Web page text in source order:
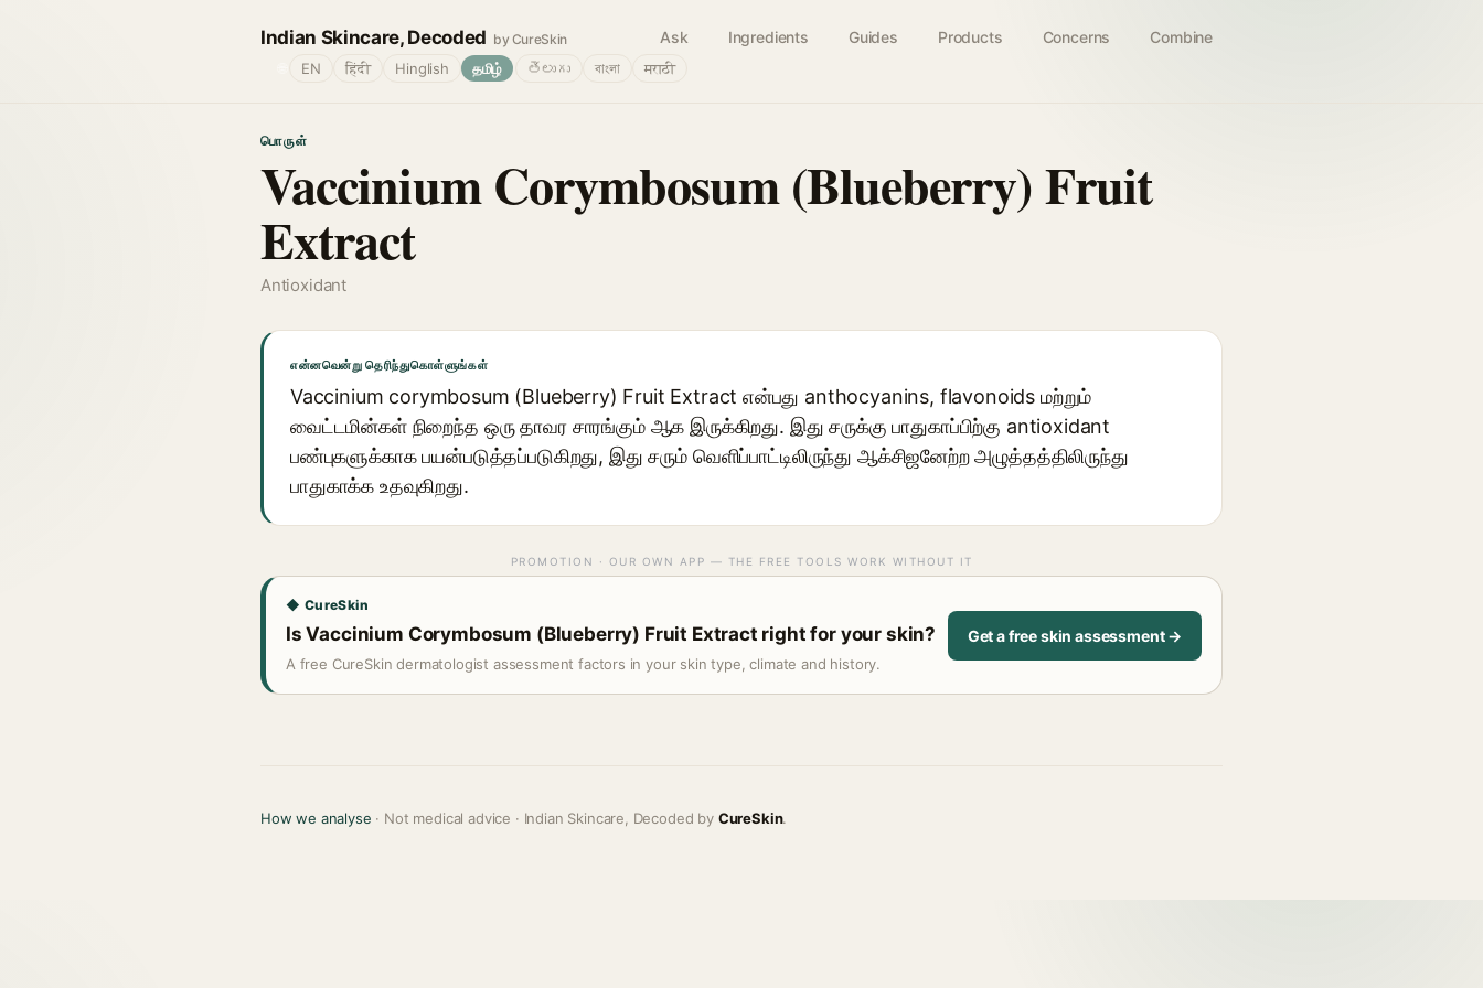
Indian Skincare, Decoded by CureSkin Ask Ingredients Guides Products Concerns Combine
EN हिंदी Hinglish தமிழ் తెలుగు বাংলা मराठी
பொருள்
Vaccinium Corymbosum (Blueberry) Fruit
Extract
Antioxidant
என்னவென்று தெரிந்துகொள்ளுங்கள்
Vaccinium corymbosum (Blueberry) Fruit Extract என்பது anthocyanins, flavonoids மற்றும்
வைட்டமின்கள் நிறைந்த ஒரு தாவர சாரங்கும் ஆக இருக்கிறது. இது சருக்கு பாதுகாப்பிற்கு antioxidant
பண்புகளுக்காக பயன்படுத்தப்படுகிறது, இது சரும் வெளிப்பாட்டிலிருந்து ஆக்சிஜனேற்ற அழுத்தத்திலிருந்து
பாதுகாக்க உதவுகிறது.
PROMOTION · OUR OWN APP — THE FREE TOOLS WORK WITHOUT IT
◆ CureSkin
Is Vaccinium Corymbosum (Blueberry) Fruit Extract right for your skin?
A free CureSkin dermatologist assessment factors in your skin type, climate and history.
Get a free skin assessment →
How we analyse · Not medical advice · Indian Skincare, Decoded by CureSkin.